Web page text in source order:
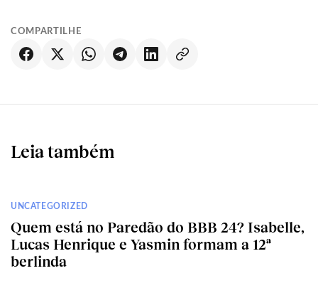
COMPARTILHE
Leia também
UNCATEGORIZED
Quem está no Paredão do BBB 24? Isabelle,
Lucas Henrique e Yasmin formam a 12ª
berlinda